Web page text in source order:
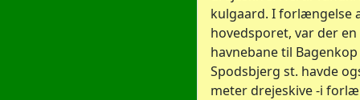
kulgaard. I forlængelse
hovedsporet, var der
havnebane til
Spodsbjerg st. havde
meter drejeskive -i